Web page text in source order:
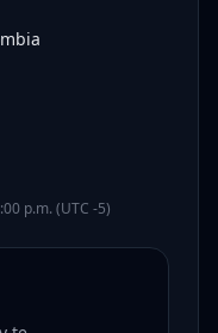
p.m. (UTC -5)